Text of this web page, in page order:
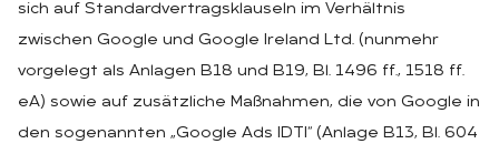
sich auf Standardvertragsklauseln im Verhältnis
zwischen Google und Google Ireland Ltd. (nunmehr
vorgelegt als Anlagen B18 und B19, Bl. 1496 ff., 1518 ff.
eA) sowie auf zusätzliche Maßnahmen, die von Google in
den sogenannten „Google Ads IDTI“ (Anlage B13, Bl. 604